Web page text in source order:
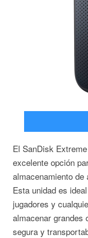
El SanDisk
excelente opción
almacenamiento
Esta unidad es
jugadores y
almacenar grandes
segura y